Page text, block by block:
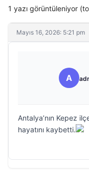
1 yazı görüntüleniyor
Mayıs 16, 2026: 5:21 pm
A
Antalya’nın Kepez
hayatını kaybetti.